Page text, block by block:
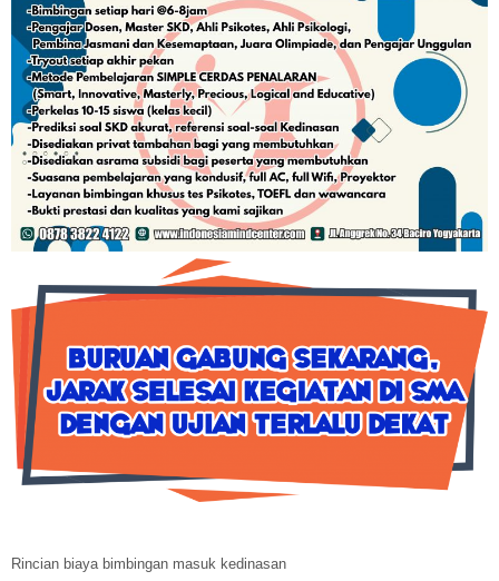
Rincian biaya bimbingan masuk kedinasan